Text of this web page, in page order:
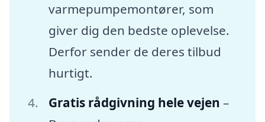
varmepumpemontører, som
giver dig den bedste oplevelse.
Derfor sender de deres tilbud
hurtigt.
Gratis rådgivning hele vejen –